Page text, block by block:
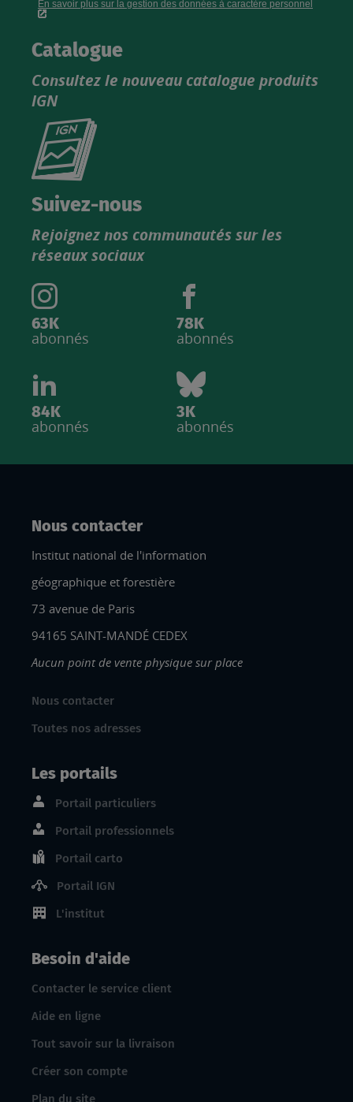
Catalogue
Consultez le nouveau catalogue produits
IGN
Consultez
catalogue
Suivez-nous
Rejoignez nos communautés sur les
réseaux sociaux
63K
abonnés
78K
abonnés
84K
abonnés
3K
abonnés
Nous contacter
Institut national de l'information
géographique et forestière
73 avenue de Paris
94165 SAINT-MANDÉ CEDEX
Aucun point de vente physique sur place
Nous contacter
Toutes nos adresses
Les portails
Portail particuliers
Portail professionnels
Portail carto
Portail IGN
L'institut
Besoin d'aide
Contacter le service client
Aide en ligne
Tout savoir sur la livraison
Créer son compte
Plan du site